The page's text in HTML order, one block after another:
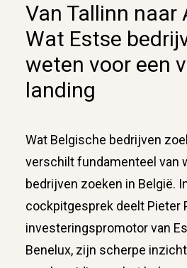
Vluchtbriefing
Cross border
Klanten
Marc Neyrinck
Logboek
Van Tallinn naar
Wat Estse
weten voor een
landing
Wat Belgische bedrijven
verschilt fundamenteel van
bedrijven zoeken in België.
cockpitgesprek deelt Pieter
investeringspromotor van
Benelux, zijn scherpe